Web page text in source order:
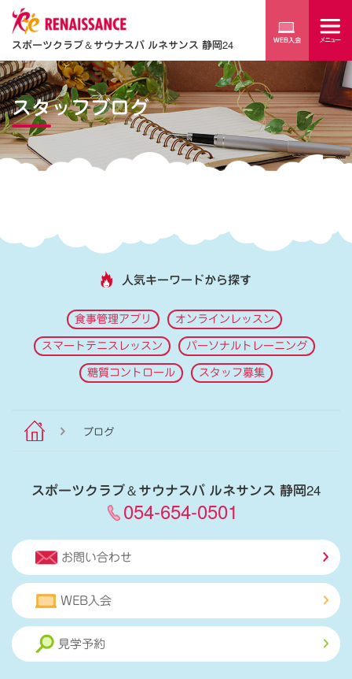
スポーツクラブ＆サウナスパ ルネサンス 静岡24
スタッフブログ
人気キーワードから探す
食事管理アプリ オンラインレッスン
スマートテニスレッスン パーソナルトレーニング
糖質コントロール スタッフ募集
ブログ
スポーツクラブ＆サウナスパ ルネサンス 静岡24
054-654-0501
お問い合わせ
WEB入会
見学予約